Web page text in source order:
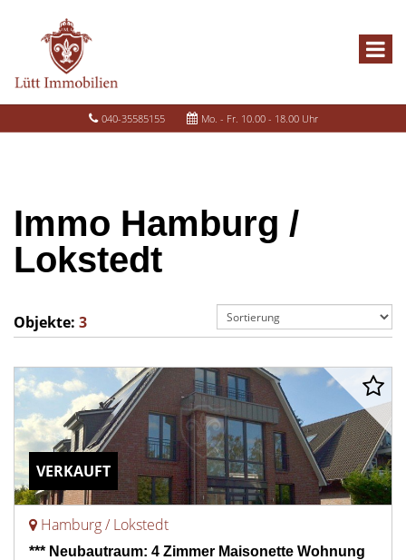
040-35585155 Mo. - Fr. 10.00 - 18.00 Uhr
Immo Hamburg /
Lokstedt
Objekte: 3
VERKAUFT
Hamburg / Lokstedt
*** Neubautraum: 4 Zimmer Maisonette Wohnung